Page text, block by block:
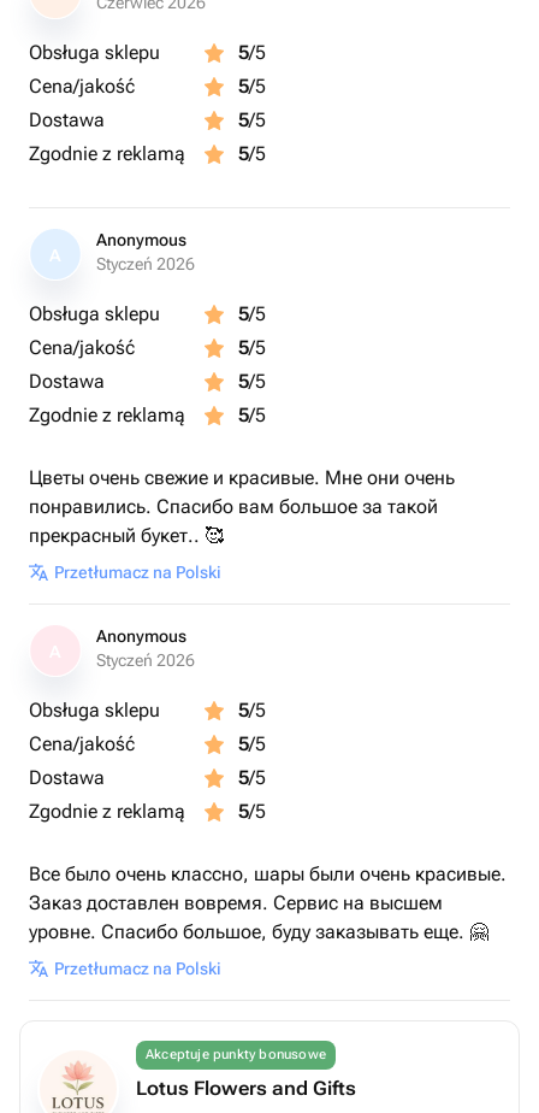
Obsługa sklepu 5/5
Cena/jakość
5/5
Dostawa
5/5
Zgodnie z reklamą
5/5
A
Anonymous
Styczeń 2026
Obsługa sklepu 5/5
Cena/jakość
5/5
Dostawa
5/5
Zgodnie z reklamą
5/5
Цветы очень свежие и красивые. Мне они очень
понравились. Спасибо вам большое за такой
прекрасный букет.. 🥰
Przetłumacz na Polski
Anonymous
Styczeń 2026
Obsługa sklepu 5/5
Cena/jakość
5/5
Dostawa
5/5
Zgodnie z reklamą
5/5
Все было очень классно, шары были очень красивые.
Заказ доставлен вовремя. Сервис на высшем
уровне. Спасибо большое, буду заказывать еще. 🤗
Przetłumacz na Polski
Akceptuje punkty bonusowe
Lotus Flowers and Gifts